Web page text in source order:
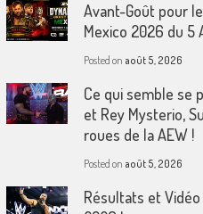
Avant-Goût pour
Mexico 2026 du 5
Posted on août 5, 2026
Ce qui semble se
et Rey Mysterio,
roues de la AEW !
Posted on août 5, 2026
Résultats et